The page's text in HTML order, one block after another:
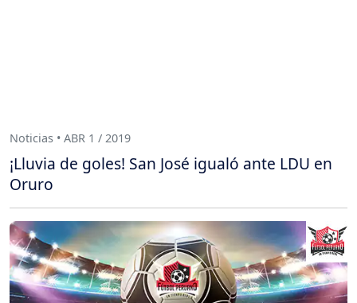
Noticias • ABR 1 / 2019
¡Lluvia de goles! San José igualó ante LDU en
Oruro